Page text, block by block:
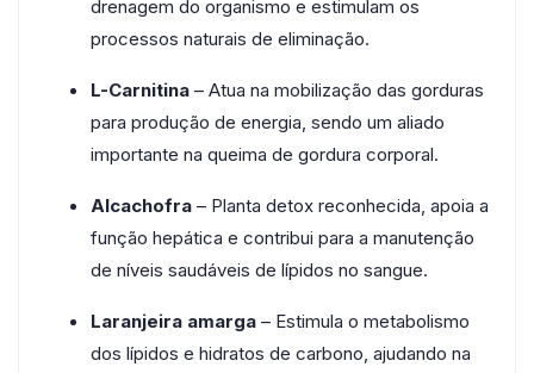
drenagem do organismo e estimulam os
processos naturais de eliminação.
L-Carnitina – Atua na mobilização das gorduras
para produção de energia, sendo um aliado
importante na queima de gordura corporal.
Alcachofra – Planta detox reconhecida, apoia a
função hepática e contribui para a manutenção
de níveis saudáveis de lípidos no sangue.
Laranjeira amarga – Estimula o metabolismo
dos lípidos e hidratos de carbono, ajudando na